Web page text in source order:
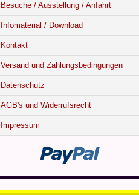
Besuche / Ausstellung / Anfahrt
Infomaterial / Download
Kontakt
Versand und Zahlungsbedingungen
Datenschutz
AGB's und Widerrufsrecht
Impressum